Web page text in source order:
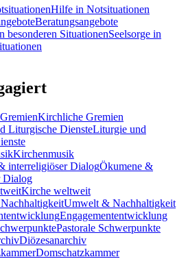
Hilfe in Notsituationen
Beratungsangebote
Seelsorge in
Kirchliche Gremien
Liturgie und
Kirchenmusik
Ökumene &
Dialog
Kirche weltweit
Umwelt & Nachhaltigkeit
Engagemententwicklung
Pastorale Schwerpunkte
Diözesanarchiv
Domschatzkammer